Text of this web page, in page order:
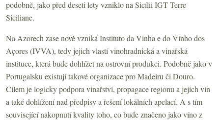
podobně, jako před deseti lety vzniklo na Sicílii IGT Terre
Siciliane.
Na Azorech zase nově vzniká Instituto da Vinha e do Vinho dos
Açores (IVVA), tedy jejich vlastí vinohradnická a vinařská
instituce, která bude dohlížet na ostrovní produkci. Podobně jako v
Portugalsku existují takové organizace pro Madeiru či Douro.
Cílem je logicky podpora vinařství, propagace regionu a jejich vín
a také dohlížení nad předpisy a řešení lokálních apelací. A s tím
související nakopnutí kvality toho, co bude značeno jako víno z